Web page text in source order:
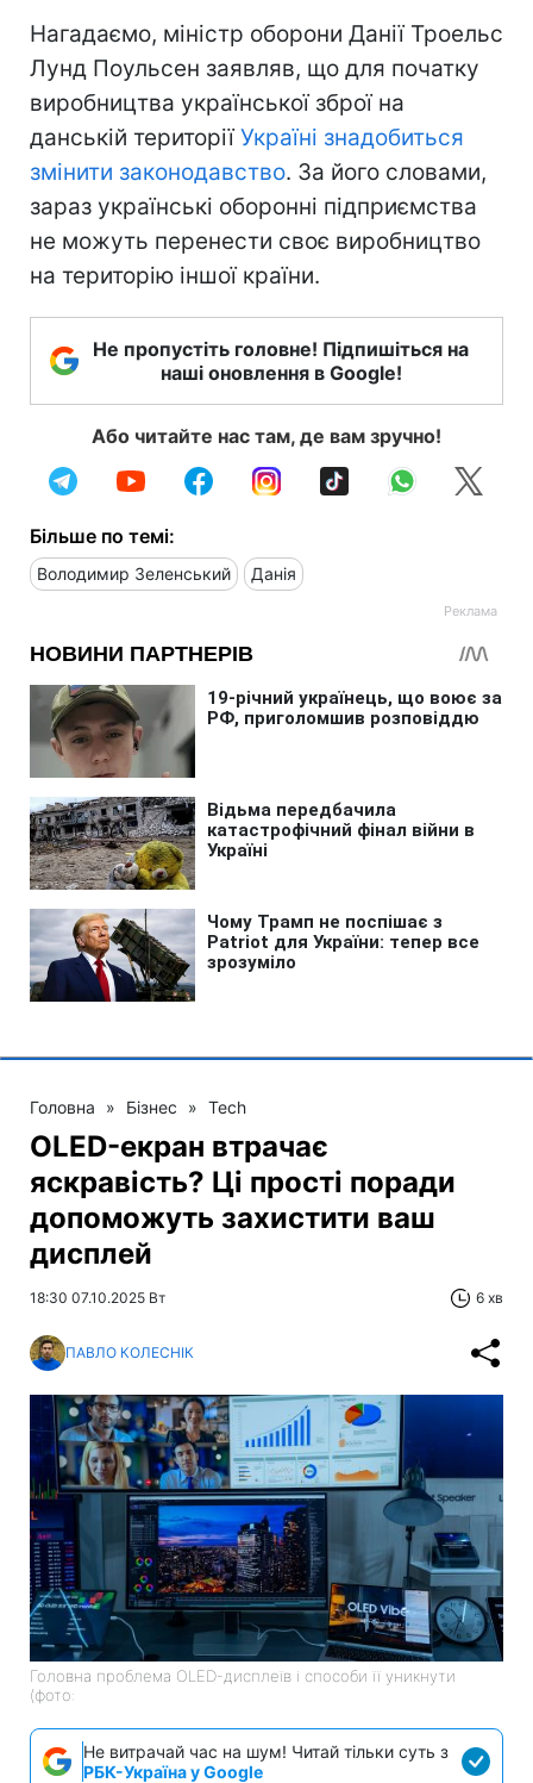
Нагадаємо, міністр оборони Данії Троельс
Лунд Поульсен заявляв, що для початку
виробництва української зброї на
данській територіїУкраїні знадобиться
змінити законодавство. За його словами,
зараз українські оборонні підприємства
не можуть перенести своє виробництво
на територію іншої країни.
Не пропустіть головне! Підпишіться на
наші оновлення в Google!
Або читайте нас там, де вам зручно!
Більше по темі:
Володимир Зеленський Данія
Головна » Бізнес » Tech
OLED-екран втрачає
яскравість? Ці прості поради
допоможуть захистити ваш
дисплей
18:30 07.10.2025 Вт 6 хв
ПАВЛО КОЛЕСНІК
Головна проблема OLED-дисплеїв і способи її уникнути
(фото:
Не витрачай час на шум! Читай тільки суть з
РБК-Україна у Google